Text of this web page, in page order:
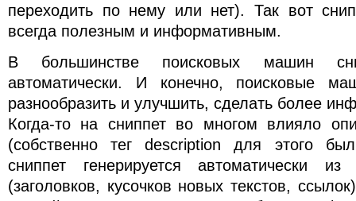
переходить по нему или нет). Так вот
всегда полезным и информативным.
В большинстве поисковых машин
автоматически. И конечно, поисковые
разнообразить и улучшить, сделать более
Когда-то на сниппет во многом влияло
(собственно тег description для этого
сниппет генерируется автоматически
(заголовков, кусочков новых текстов,